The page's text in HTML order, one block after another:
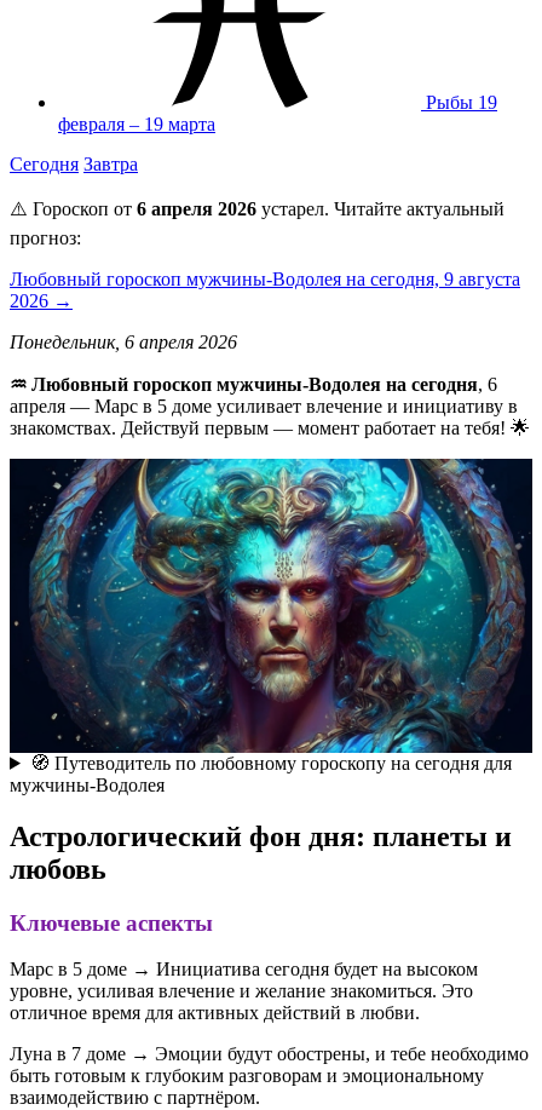
Рыбы 19
февраля – 19 марта
Сегодня Завтра
⚠️ Гороскоп от 6 апреля 2026 устарел. Читайте актуальный
прогноз:
Любовный гороскоп мужчины-Водолея на сегодня, 9 августа
2026 →
Понедельник, 6 апреля 2026
♒ Любовный гороскоп мужчины-Водолея на сегодня, 6
апреля — Марс в 5 доме усиливает влечение и инициативу в
знакомствах. Действуй первым — момент работает на тебя! 🌟
🧭 Путеводитель по любовному гороскопу на сегодня для
мужчины-Водолея
Астрологический фон дня: планеты и
любовь
Ключевые аспекты
Марс в 5 доме → Инициатива сегодня будет на высоком
уровне, усиливая влечение и желание знакомиться. Это
отличное время для активных действий в любви.
Луна в 7 доме → Эмоции будут обострены, и тебе необходимо
быть готовым к глубоким разговорам и эмоциональному
взаимодействию с партнёром.